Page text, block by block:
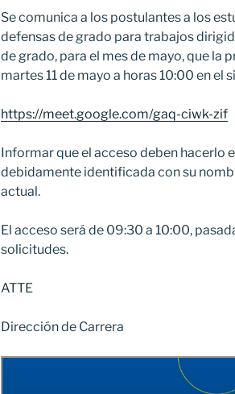
Se comunica a los postulantes a los
defensas de grado para trabajos
de grado, para el mes de mayo, que la
martes 11 de mayo a horas 10:00 en el
https://meet.google.com/gaq-ciwk-zif
Informar que el acceso deben hacerlo
debidamente identificada con su
actual.
El acceso será de 09:30 a 10:00,
solicitudes.
ATTE
Dirección de Carrera